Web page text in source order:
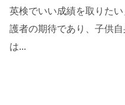
英検でいい成績を取りた
護者の期待であり、子供
は...